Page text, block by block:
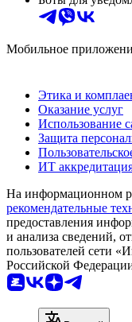
Мобильное
Этика и
Оказание услуг
Использование
Защита
ИТ
На информационном
рекомендательные
предоставления
и анализа сведений,
пользователей сети
Российской